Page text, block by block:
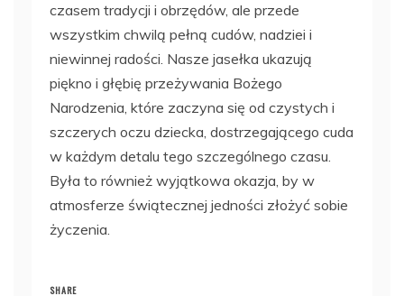
czasem tradycji i obrzędów, ale przede
wszystkim chwilą pełną cudów, nadziei i
niewinnej radości. Nasze jasełka ukazują
piękno i głębię przeżywania Bożego
Narodzenia, które zaczyna się od czystych i
szczerych oczu dziecka, dostrzegającego cuda
w każdym detalu tego szczególnego czasu.
Była to również wyjątkowa okazja, by w
atmosferze świątecznej jedności złożyć sobie
życzenia.
SHARE